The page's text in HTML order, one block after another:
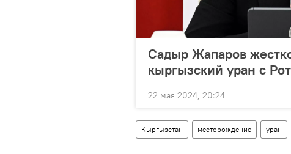
Садыр Жапаров
кыргызский уран с
22 мая 2024, 20:24
Кыргызстан месторождение уран